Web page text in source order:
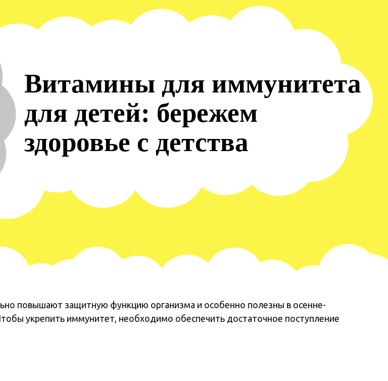
Витамины для иммунитета
для детей: бережем
здоровье с детства
повышают защитную функцию организма и особенно полезны в осенне-
укрепить иммунитет, необходимо обеспечить достаточное поступление